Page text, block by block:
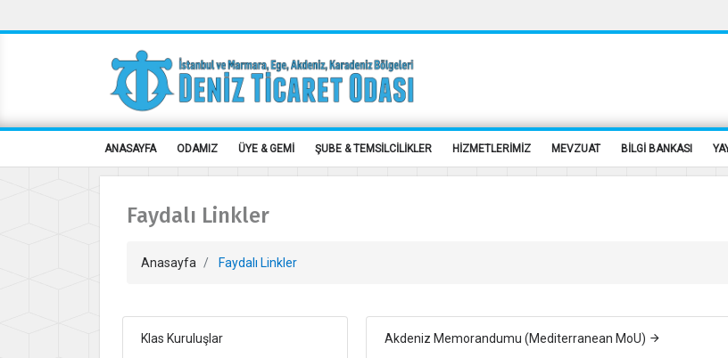
ANASAYFA ODAMIZ ÜYE & GEMİ ŞUBE & TEMSİLCİLİKLER HİZMETLERİMİZ MEVZUAT BİLGİ BANKASI
Faydalı Linkler
Anasayfa Faydalı Linkler
Klas Kuruluşlar Akdeniz Memorandumu (Mediterranean MoU)